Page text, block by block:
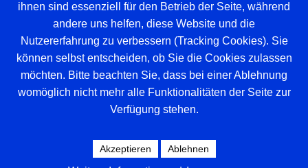
ihnen sind essenziell für den Betrieb der Seite, während
andere uns helfen, diese Website und die
Nutzererfahrung zu verbessern (Tracking Cookies). Sie
können selbst entscheiden, ob Sie die Cookies zulassen
möchten. Bitte beachten Sie, dass bei einer Ablehnung
womöglich nicht mehr alle Funktionalitäten der Seite zur
Verfügung stehen.
Akzeptieren Ablehnen